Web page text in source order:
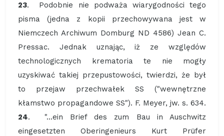
23. Podobnie nie podważa wiarygodności tego
pisma (jedna z kopii przechowywana jest w
Niemczech Archiwum Domburg ND 4586) Jean C.
Pressac. Jednak uznając, iż ze względów
technologicznych krematoria te nie mogły
uzyskiwać takiej przepustowości, twierdzi, że był
to przejaw przechwałek SS ("wewnętrzne
kłamstwo propagandowe SS"). F. Meyer, jw. s. 634.
24. "...ein Brief des zum Bau in Auschwitz
eingesetzten Oberingenieurs Kurt Prüfer